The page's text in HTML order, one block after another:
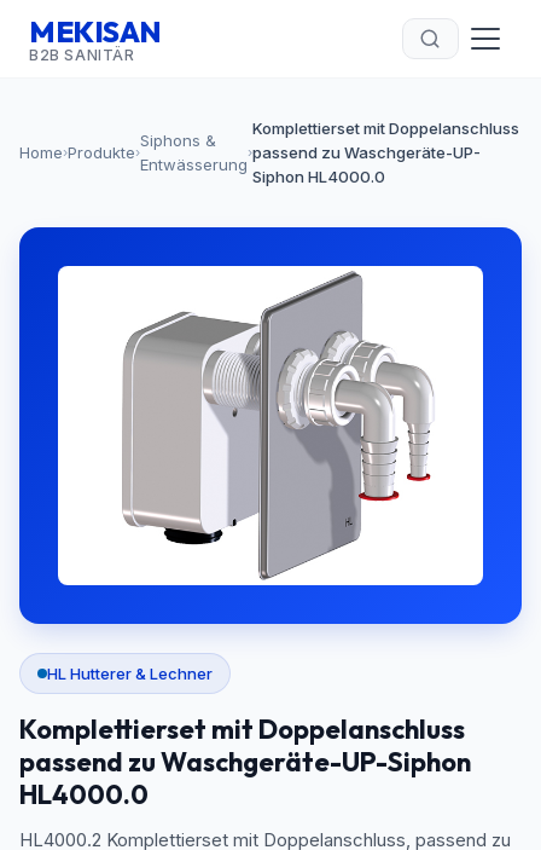
MEKISAN
B2B SANITÄR
Home›Produkte›
Siphons &
Entwässerung
›
Komplettierset mit Doppelanschluss
passend zu Waschgeräte-UP-
Siphon HL4000.0
HL Hutterer & Lechner
Komplettierset mit Doppelanschluss
passend zu Waschgeräte-UP-Siphon
HL4000.0
HL4000.2 Komplettierset mit Doppelanschluss, passend zu